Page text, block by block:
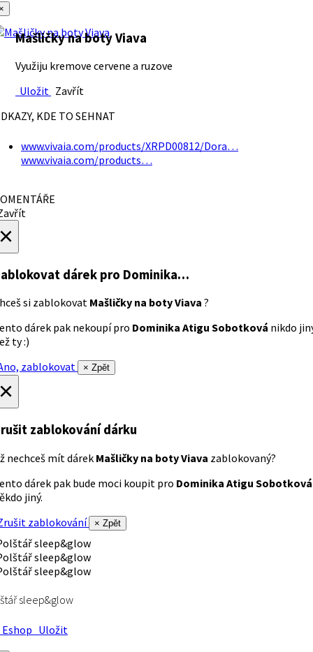
Mašličky na boty Viava
Využiju kremove cervene a ruzove
Uložit Zavřít
KDE TO SEHNAT
www.vivaia.com/products/XRPD00812/Dora…
www.vivaia.com/products…
dárek pro Dominika…
si zablokovat Mašličky na boty Viava ?
dárek pak nekoupí pro Dominika Atigu Sobotková nikdo
ty :)
zablokovat
× Zpět
zablokování dárku
nechceš mít dárek Mašličky na boty Viava zablokovaný?
dárek pak bude moci koupit pro Dominika Atigu Sobotková
jiný.
zablokování
× Zpět
sleep&glow
Uložit